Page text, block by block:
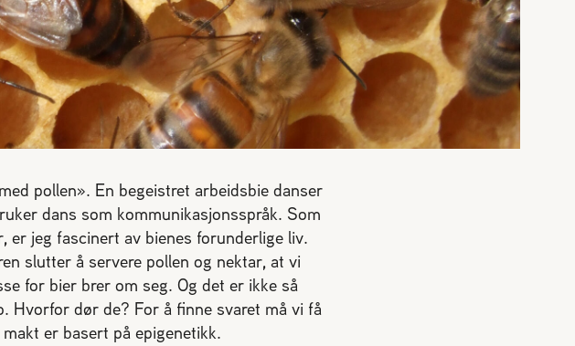
pollen». En begeistret arbeidsbie danser
dans som kommunikasjonsspråk. Som
er jeg fascinert av bienes forunderlige liv.
slutter å servere pollen og nektar, at vi
for bier brer om seg. Og det er ikke så
Hvorfor dør de? For å finne svaret må vi få
er basert på epigenetikk.